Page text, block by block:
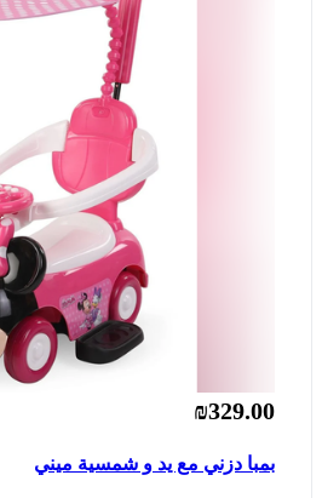
₪329.00
بمبا دزني مع يد و شمسية ميني